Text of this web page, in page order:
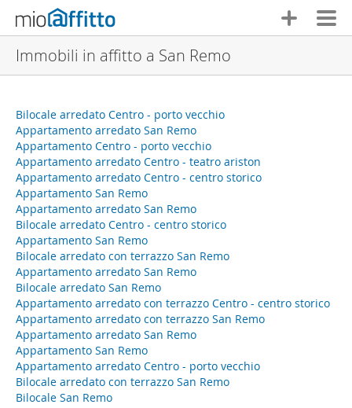
Immobili in affitto a San Remo
Bilocale arredato Centro - porto vecchio
Appartamento arredato San Remo
Appartamento Centro - porto vecchio
Appartamento arredato Centro - teatro ariston
Appartamento arredato Centro - centro storico
Appartamento San Remo
Appartamento arredato San Remo
Bilocale arredato Centro - centro storico
Appartamento San Remo
Bilocale arredato con terrazzo San Remo
Appartamento arredato San Remo
Bilocale arredato San Remo
Appartamento arredato con terrazzo Centro - centro storico
Appartamento arredato con terrazzo San Remo
Appartamento arredato San Remo
Appartamento San Remo
Appartamento arredato Centro - porto vecchio
Bilocale arredato con terrazzo San Remo
Bilocale San Remo